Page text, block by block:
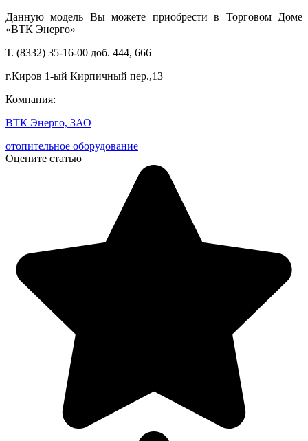
Данную модель Вы можете приобрести в Торговом Доме
«ВТК Энерго»
Т. (8332) 35-16-00 доб. 444, 666
г.Киров 1-ый Кирпичный пер.,13
Компания:
ВТК Энерго, ЗАО
отопительное оборудование
Оцените статью